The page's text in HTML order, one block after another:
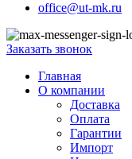
office@ut-mk.ru
Заказать звонок
Главная
О компании
Доставка
Оплата
Гарантии
Импорт